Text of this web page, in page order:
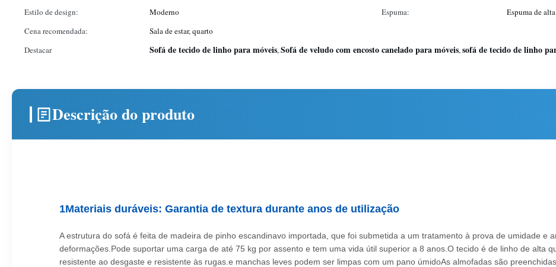
Estilo de design:
Moderno Espuma:
Espuma de
Cena recomendada:
Sala de estar, quarto
Destacar
Sofá de tecido de linho para móveis,Sofá de veludo com encosto canelado para móveis,sofá de tecido de linho
Descrição do produto
1Materiais duráveis: Garantia de textura durante anos de utilização
A estrutura do sofá é feita de madeira de pinho escandinavo importada, que foi submetida a um tratamento à prova de umidade e
deformações.Pode suportar uma carga de até 75 kg por assento e tem uma vida útil superior a 8 anos.O tecido é de linho de alta
resistente ao desgaste e resistente às rugas.e manchas leves podem ser limpas com um pano úmidoAs almofadas são